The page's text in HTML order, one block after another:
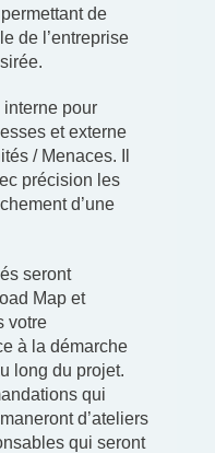
de
de l’entreprise
interne pour
et externe
/ Menaces. Il
précision les
d’une
seront
Map et
votre
à la démarche
long du projet.
qui
d’ateliers
qui seront